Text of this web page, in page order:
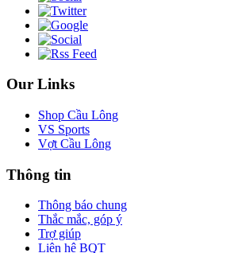
Our Links
Shop Cầu Lông
VS Sports
Vợt Cầu Lông
Thông tin
Thông báo chung
Thắc mắc, góp ý
Trợ giúp
Liên hệ BQT